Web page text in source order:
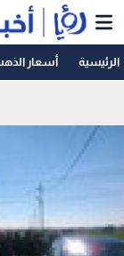
الرئيسية أسعار